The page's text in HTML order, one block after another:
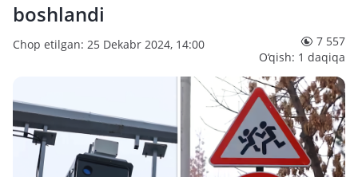
boshlandi
Chop etilgan: 25 Dekabr 2024, 14:00
7 557
O‘qish: 1 daqiqa